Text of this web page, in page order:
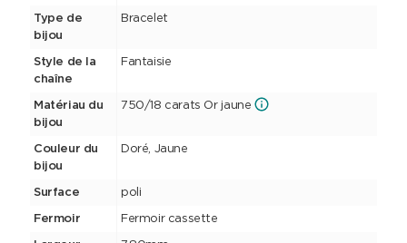
Type de
bijou
Bracelet
Style de la
chaîne
Fantaisie
Matériau du
bijou
750/18 carats Or jaune
Couleur du
bijou
Doré, Jaune
Surface poli
Fermoir Fermoir cassette